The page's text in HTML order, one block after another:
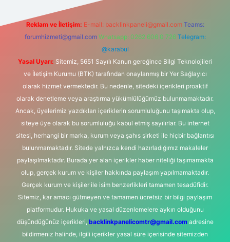
Reklam ve İletişim: E-mail: backlinkpaneli@gmail.com Teams:
forumhizmeti@gmail.com Whatsapp: 0262 606 0 726 Telegram:
@karabul
Yasal Uyarı: Sitemiz, 5651 Sayılı Kanun gereğince Bilgi Teknolojileri
ve İletişim Kurumu (BTK) tarafından onaylanmış bir Yer Sağlayıcı
olarak hizmet vermektedir. Bu nedenle, sitedeki içerikleri proaktif
olarak denetleme veya araştırma yükümlülüğümüz bulunmamaktadır.
Ancak, üyelerimiz yazdıkları içeriklerin sorumluluğunu taşımakta olup,
siteye üye olarak bu sorumluluğu kabul etmiş sayılırlar. Bu internet
sitesi, herhangi bir marka, kurum veya şahıs şirketi ile hiçbir bağlantısı
bulunmamaktadır. Sitede yalnızca kendi hazırladığımız makaleler
paylaşılmaktadır. Burada yer alan içerikler haber niteliği taşımamakta
olup, gerçek kurum ve kişiler hakkında paylaşım yapılmamaktadır.
Gerçek kurum ve kişiler ile isim benzerlikleri tamamen tesadüfidir.
Sitemiz, kar amacı gütmeyen ve tamamen ücretsiz bir bilgi paylaşım
platformudur. Hukuka ve yasal düzenlemelere aykırı olduğunu
düşündüğünüz içerikleri, backlinkpanelicomtr@gmail.comadresine
bildirmeniz halinde, ilgili içerikler yasal süre içerisinde sitemizden